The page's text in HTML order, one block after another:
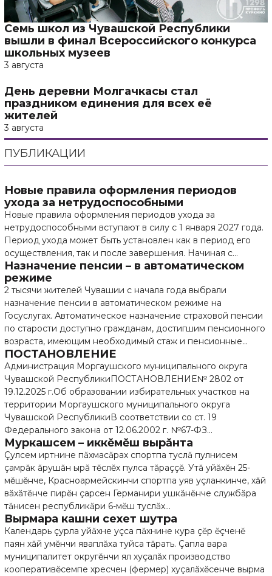
Семь школ из Чувашской Республики
вышли в финал Всероссийского конкурса
школьных музеев
3 августа
День деревни Молгачкасы стал
праздником единения для всех её
жителей
3 августа
ПУБЛИКАЦИИ
Новые правила оформления периодов
ухода за нетрудоспособными
Новые правила оформления периодов ухода за
нетрудоспособными вступают в силу с 1 января 2027 года.
Период ухода может быть установлен как в период его
осуществления, так и после завершения. Начиная с...
Назначение пенсии – в автоматическом
режиме
2 тысячи жителей Чувашии с начала года выбрали
назначение пенсии в автоматическом режиме на
Госуслугах. Автоматическое назначение страховой пенсии
по старости доступно гражданам, достигшим пенсионного
возраста, имеющим необходимый стаж и пенсионные...
ПОСТАНОВЛЕНИЕ
Администрация Моргаушского муниципального округа
Чувашской РеспубликиПОСТАНОВЛЕНИЕ№ 2802 от
19.12.2025 г.Об образовании избирательных участков на
территории Моргаушского муниципального округа
Чувашской РеспубликиВ соответствии со ст. 19
Федерального закона от 12.06.2002 г. №67-ФЗ...
Муркашсем – иккĕмĕш вырăнта
Çулсем иртнине пăхмасăрах спортпа туслă пулнисем
çамрăк ăрушăн ырă тĕслĕх пулса тăраççĕ. Утă уйăхĕн 25-
мĕшĕнче, Красноармейскинчи спортпа уяв уçланкинче, хăй
вăхăтĕнче пирĕн çарсен Германири ушкăнĕнче службăра
тăнисен республикăри 6-мĕш туслăх...
Вырмара кашни сехет шутра
Календарь çурла уйăхне уçса пăхнине кура çĕр ĕçченĕ
паян хăй умĕнчи яваплăха туйса тăрать. Çапла вара
муниципалитет округĕнчи ял хуçалăх производство
кооперативĕсемпе хресчен (фермер) хуçалăхĕсенче вырма